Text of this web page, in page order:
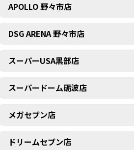
APOLLO 野々市店
DSG ARENA 野々市店
スーパーUSA黒部店
スーパードーム砺波店
メガセブン店
ドリームセブン店